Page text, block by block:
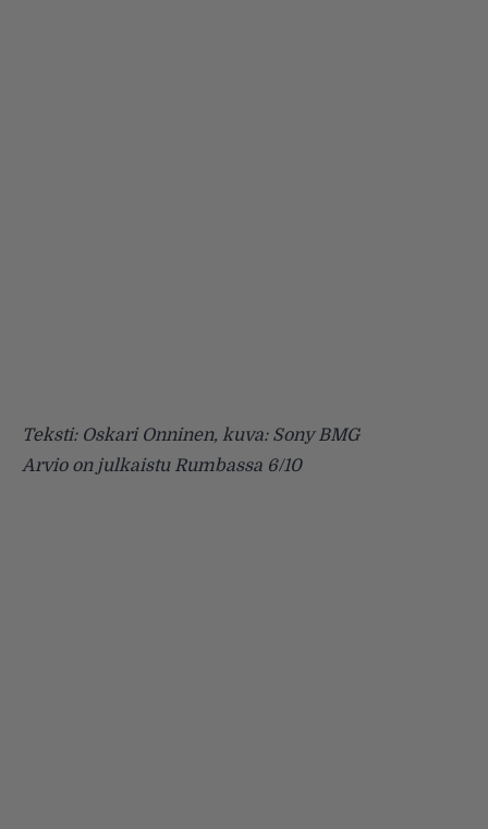
Teksti: Oskari Onninen, kuva: Sony BMG
Arvio on julkaistu Rumbassa 6/10